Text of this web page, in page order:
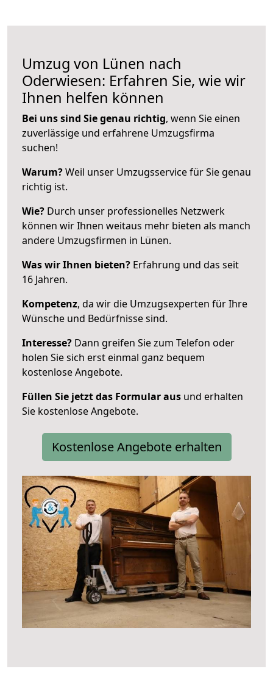
Umzug von Lünen nach
Oderwiesen: Erfahren Sie, wie wir
Ihnen helfen können
Bei uns sind Sie genau richtig, wenn Sie einen
zuverlässige und erfahrene Umzugsfirma
suchen!
Warum?Weil unser Umzugsservice für Sie genau
richtig ist.
Wie? Durch unser professionelles Netzwerk
können wir Ihnen weitaus mehr bieten als manch
andere Umzugsfirmen in Lünen.
Was wir Ihnen bieten? Erfahrung und das seit
16 Jahren.
Kompetenz, da wir die Umzugsexperten für Ihre
Wünsche und Bedürfnisse sind.
Interesse? Dann greifen Sie zum Telefon oder
holen Sie sich erst einmal ganz bequem
kostenlose Angebote.
Füllen Sie jetzt das Formular aus und erhalten
Sie kostenlose Angebote.
Kostenlose Angebote erhalten